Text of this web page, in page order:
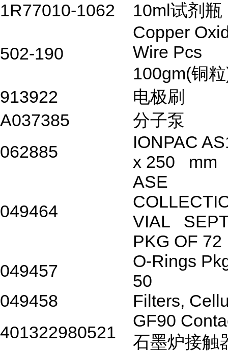
1R77010-1062
10ml试剂瓶
502-190
Copper
Wire Pcs
100gm(铜
913922
电极刷
A037385
分子泵
062885
IONPAC
x 250 mm
049464
ASE
VIAL
PKG OF 72
049457
O-Rings
50
049458
Filters,
401322980521
GF90
石墨炉接触